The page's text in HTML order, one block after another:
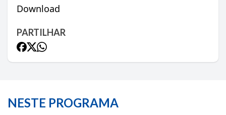
Download
PARTILHAR
NESTE PROGRAMA